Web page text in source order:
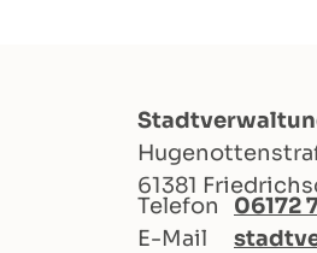
61381
Telefon
06172
E-Mail